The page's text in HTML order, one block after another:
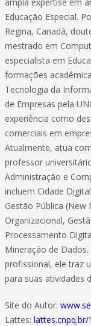
Educação Especial.
Regina, Canadá,
mestrado em
especialista em
formações
Tecnologia da
de Empresas pela
experiência como
comerciais em
Atualmente, atua
professor
Administração e
incluem Cidade
Gestão Pública (New
Organizacional,
Processamento
Mineração de
profissional, ele traz
para suas atividades
Site do Autor:
Lattes: